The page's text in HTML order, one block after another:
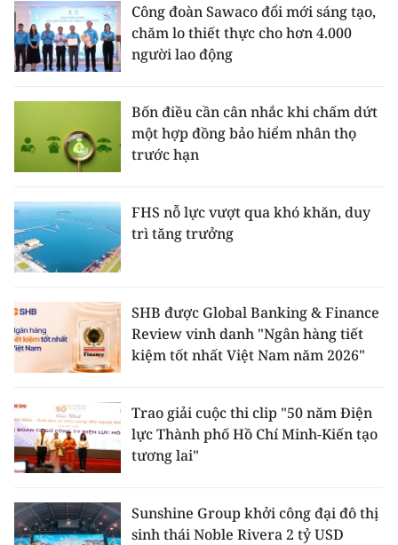
Công đoàn Sawaco đổi mới sáng tạo,
chăm lo thiết thực cho hơn 4.000
người lao động
Bốn điều cần cân nhắc khi chấm dứt
một hợp đồng bảo hiểm nhân thọ
trước hạn
FHS nỗ lực vượt qua khó khăn, duy
trì tăng trưởng
SHB được Global Banking & Finance
Review vinh danh "Ngân hàng tiết
kiệm tốt nhất Việt Nam năm 2026"
Trao giải cuộc thi clip "50 năm Điện
lực Thành phố Hồ Chí Minh-Kiến tạo
tương lai"
Sunshine Group khởi công đại đô thị
sinh thái Noble Rivera 2 tỷ USD